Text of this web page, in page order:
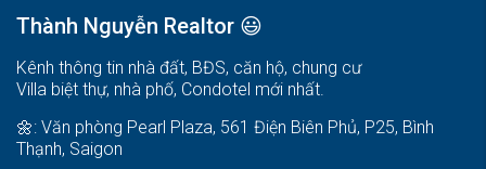
Thành Nguyễn Realtor 😃
Kênh thông tin nhà đất, BĐS, căn hộ, chung cư
Villa biệt thự, nhà phố, Condotel mới nhất.
🌼: Văn phòng Pearl Plaza, 561 Điện Biên Phủ, P25, Bình
Thạnh, Saigon